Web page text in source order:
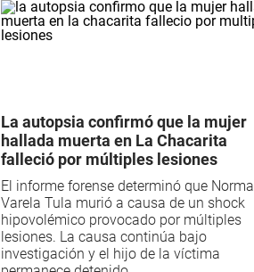
La autopsia confirmó que la mujer
hallada muerta en La Chacarita
falleció por múltiples lesiones
El informe forense determinó que Norma
Varela Tula murió a causa de un shock
hipovolémico provocado por múltiples
lesiones. La causa continúa bajo
investigación y el hijo de la víctima